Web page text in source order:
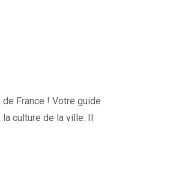
France ! Votre guide
culture de la ville. Il